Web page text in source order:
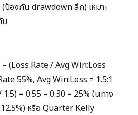
องกัน drawdown ลึก) เหมาะ
บ
(Loss Rate / Avg Win:Loss
55%, Avg Win:Loss = 1.5:1
= 0.55 – 0.30 = 25% ในทาง
หรือ Quarter Kelly